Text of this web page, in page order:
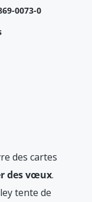
0073-0
des cartes
des vœux.
tente de